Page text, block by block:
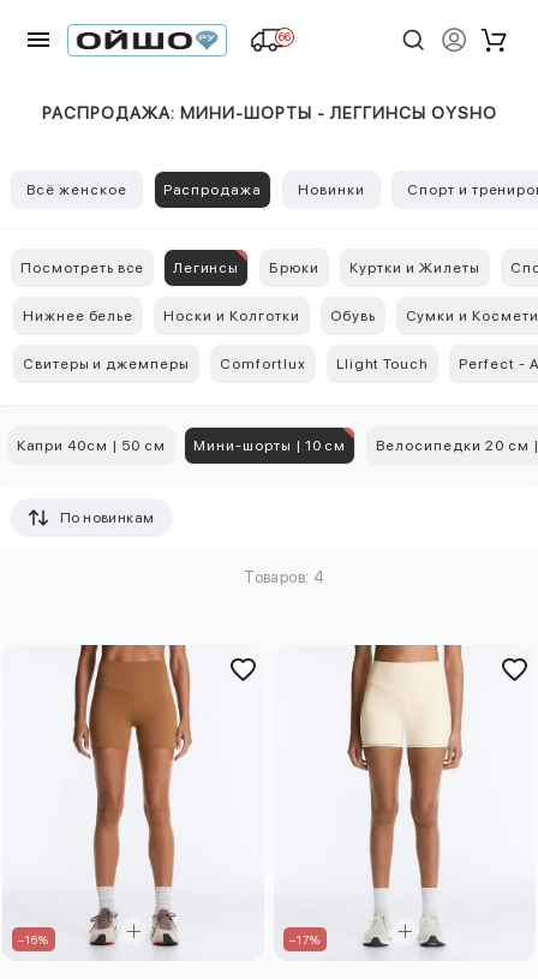
66
РАСПРОДАЖА: МИНИ-ШОРТЫ - ЛЕГГИНСЫ OYSHO
Всё женское Распродажа Новинки Спорт и
Посмотреть все Легинсы Брюки Куртки и Жилеты
Нижнее белье Носки и Колготки Обувь Сумки и
Свитеры и джемперы Comfortlux Llight Touch Perfect -
Капри 40см | 50 см Мини-шорты | 10 см Велосипедки 20 см
По новинкам
Товаров: 4
–16% –17%